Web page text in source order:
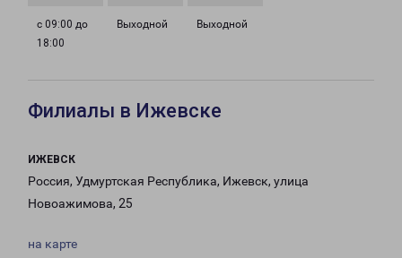
с 09:00 до
18:00
Выходной Выходной
Филиалы в Ижевске
ИЖЕВСК
Россия, Удмуртская Республика, Ижевск, улица
Новоажимова, 25
на карте